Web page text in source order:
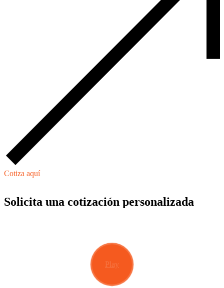
Cotiza aquí
Solicita una cotización personalizada
Play